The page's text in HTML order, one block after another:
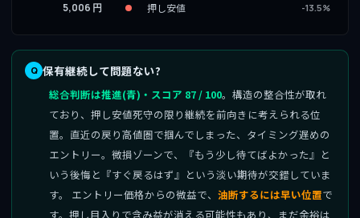
5,006 円 押し安値 -13.5%
保有継続して問題ない?
総合判断は推進(青)・スコア 87 / 100。構造の整合性が取れ
ており、押し安値死守の限り継続を前向きに考えられる位
置。直近の戻り高値圏で掴んでしまった、タイミング遅めの
エントリー。微損ゾーンで、『もう少し待てばよかった』と
いう後悔と『すぐ戻るはず』という淡い期待が交錯していま
す。 エントリー価格からの微益で、 油断するには早い位置で
す。押し目入りで含み益が消える可能性もあり、まだ余裕は